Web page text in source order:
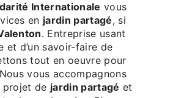
Internationale vous
en jardin partagé, si
. Entreprise usant
et d’un savoir-faire de
tout en oeuvre pour
vous accompagnons
projet de jardin partagé et